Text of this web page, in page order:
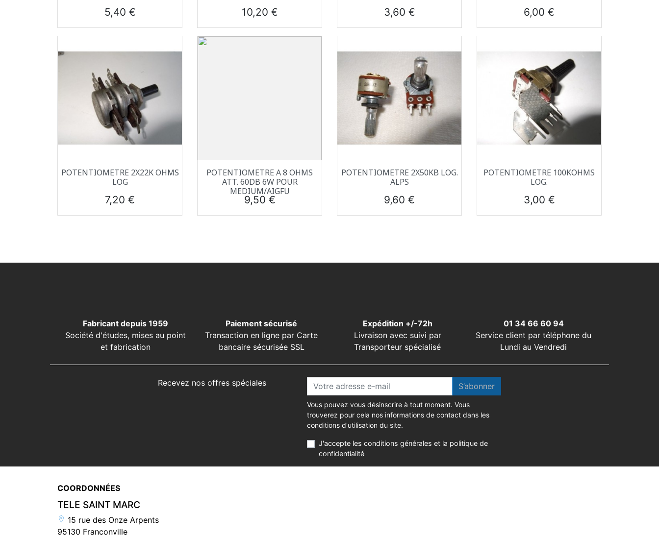
Prix
5,40 € Prix
10,20 € Prix
3,60 € Prix
6,00 €
Aperçu rapide
POTENTIOMETRE 2X22K OHMS
LOG
Prix
7,20 €
Aperçu rapide
POTENTIOMETRE A 8 OHMS
ATT. 60DB 6W POUR
MEDIUM/AIGFU
Prix
9,50 €
Aperçu rapide
POTENTIOMETRE 2X50KB LOG.
ALPS
Prix
9,60 €
Aperçu rapide
POTENTIOMETRE 100KOHMS
LOG.
Prix
3,00 €
Fabricant depuis 1959
Société d'études, mises au point
et fabrication
Paiement sécurisé
Transaction en ligne par Carte
bancaire sécurisée SSL
Expédition +/-72h
Livraison avec suivi par
Transporteur spécialisé
01 34 66 60 94
Service client par téléphone du
Lundi au Vendredi
Recevez nos offres spéciales S’abonner
Vous pouvez vous désinscrire à tout moment. Vous
trouverez pour cela nos informations de contact dans les
conditions d'utilisation du site.
J'accepte les conditions générales et la politique de
confidentialité
COORDONNÉES
TELE SAINT MARC
15 rue des Onze Arpents
95130 Franconville